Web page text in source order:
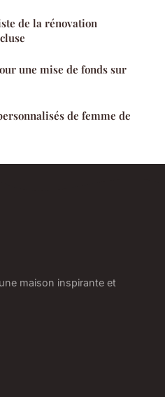
de la rénovation
une mise de fonds sur
de femme de
maison inspirante et